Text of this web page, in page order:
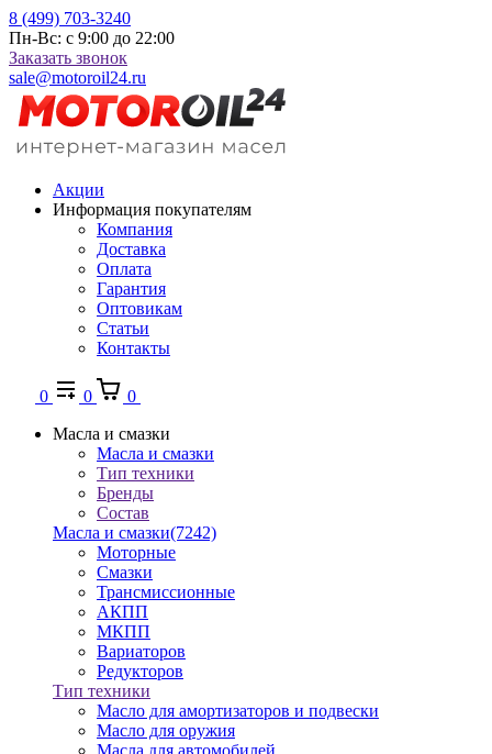
8 (499) 703-3240
Пн-Вс: с 9:00 до 22:00
Заказать звонок
sale@motoroil24.ru
Акции
Информация покупателям
Компания
Доставка
Оплата
Гарантия
Оптовикам
Статьи
Контакты
0 0
0
Масла и смазки
Масла и смазки
Тип техники
Бренды
Состав
Масла и смазки(7242)
Моторные
Смазки
Трансмиссионные
АКПП
МКПП
Вариаторов
Редукторов
Тип техники
Масло для амортизаторов и подвески
Масло для оружия
Масла для автомобилей